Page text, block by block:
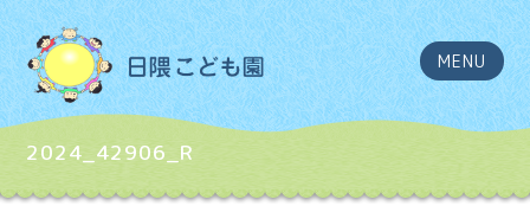
MENU
2024_42906_R